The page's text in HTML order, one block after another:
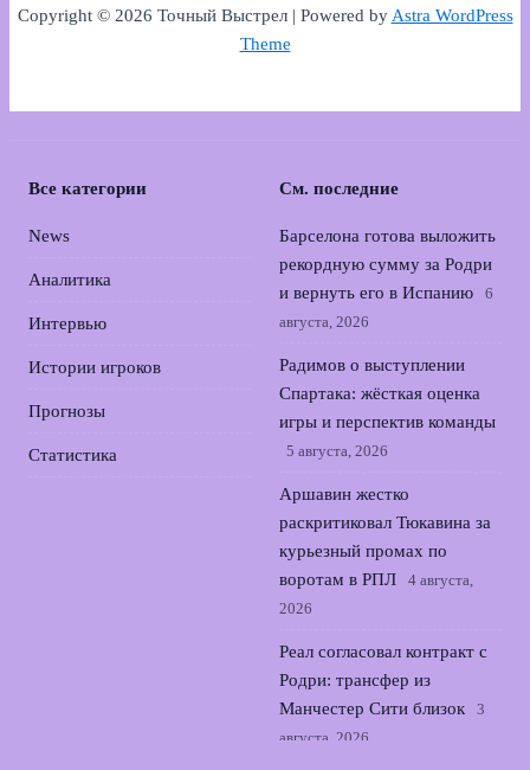
Copyright © 2026 Точный Выстрел | Powered byAstra WordPress
Theme
Все категории
News
Аналитика
Интервью
Истории игроков
Прогнозы
Статистика
См. последние
Барселона готова выложить
рекордную сумму за Родри
и вернуть его в Испанию
6
августа, 2026
Радимов о выступлении
Спартака: жёсткая оценка
игры и перспектив команды
5 августа, 2026
Аршавин жестко
раскритиковал Тюкавина за
курьезный промах по
воротам в РПЛ
4 августа,
2026
Реал согласовал контракт с
Родри: трансфер из
Манчестер Сити близок
3
августа, 2026